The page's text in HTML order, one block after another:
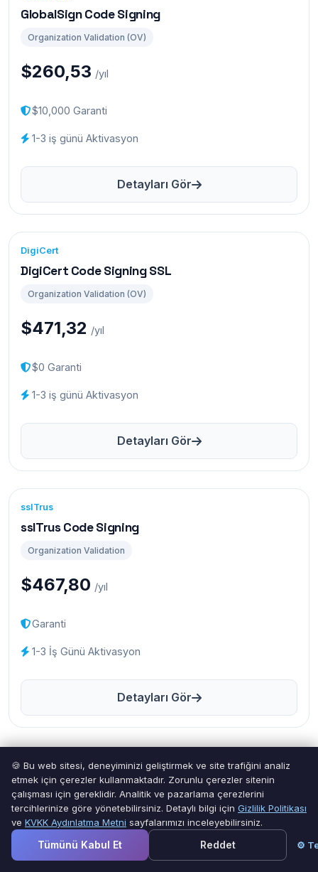
GlobalSign Code Signing
Organization Validation (OV)
$260,53 /yıl
$10,000 Garanti
1-3 iş günü Aktivasyon
Detayları Gör
DigiCert
DigiCert Code Signing SSL
Organization Validation (OV)
$471,32 /yıl
$0 Garanti
1-3 iş günü Aktivasyon
Detayları Gör
sslTrus
sslTrus Code Signing
Organization Validation
$467,80 /yıl
Garanti
1-3 İş Günü Aktivasyon
Detayları Gör
🍪 Bu web sitesi, deneyiminizi geliştirmek ve site trafiğini analiz
etmek için çerezler kullanmaktadır. Zorunlu çerezler sitenin
çalışması için gereklidir. Analitik ve pazarlama çerezlerini
tercihlerinize göre yönetebilirsiniz. Detaylı bilgi için Gizlilik Politikası
ve KVKK Aydınlatma Metni sayfalarımızı inceleyebilirsiniz.
Tümünü Kabul Et Reddet ⚙